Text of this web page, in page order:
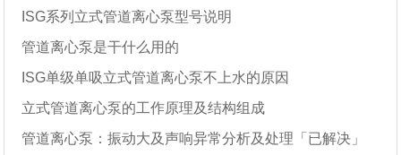
ISG系列立式管道离心泵型号说明
管道离心泵是干什么用的
ISG单级单吸立式管道离心泵不上水的原因
立式管道离心泵的工作原理及结构组成
管道离心泵：振动大及声响异常分析及处理「已解决」